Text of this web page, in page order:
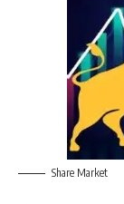
Share Market